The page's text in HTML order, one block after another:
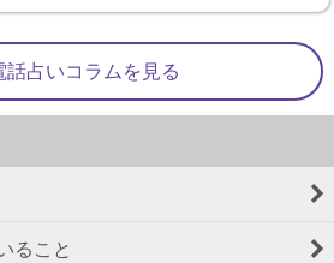
話占いコラムを見る
ること